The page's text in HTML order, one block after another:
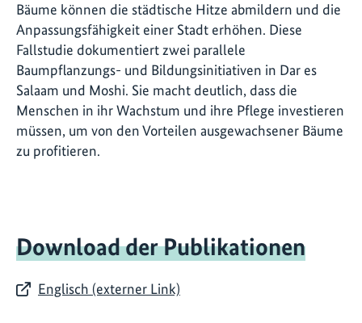
Bäume können die städtische Hitze abmildern und die
Anpassungsfähigkeit einer Stadt erhöhen. Diese
Fallstudie dokumentiert zwei parallele
Baumpflanzungs- und Bildungsinitiativen in Dar es
Salaam und Moshi. Sie macht deutlich, dass die
Menschen in ihr Wachstum und ihre Pflege investieren
müssen, um von den Vorteilen ausgewachsener Bäume
zu profitieren.
Download der Publikationen
Englisch (externer Link)